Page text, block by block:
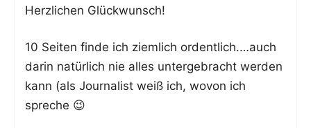
Herz­li­chen Glückwunsch!
10 Sei­ten fin­de ich ziem­lich ordentlich.…auch
dar­in natür­lich nie alles unter­ge­bracht wer­den
kann (als Jour­na­list weiß ich, wovon ich
spreche 😉